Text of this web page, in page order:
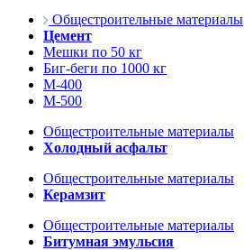
Общестроительные материалы
Цемент
Мешки по 50 кг
Биг-беги по 1000 кг
М-400
М-500
Общестроительные материалы
Холодный асфальт
Общестроительные материалы
Керамзит
Общестроительные материалы
Битумная эмульсия